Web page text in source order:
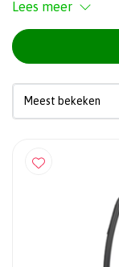
Lees meer